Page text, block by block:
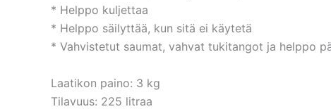
* Helppo kuljettaa
* Helppo säilyttää, kun sitä ei käytetä
* Vahvistetut saumat, vahvat tukitangot ja helppo
Laatikon paino: 3 kg
Tilavuus: 225 litraa